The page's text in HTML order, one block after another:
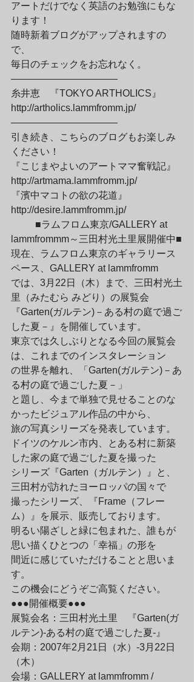
アートだけでなく英語のお勉強にもな
ります！
随時新着ブログがアップされますの
で、
毎日のチェックをお忘れなく。
———————————
糸井恵　『TOKYO ARTHOLICS』
http://artholics.lammfromm.jp/
———————————
引き続き、こちらのブログもお楽しみ
ください！
『こじまやよいのアートママ奮戦記』
http://artmama.lammfromm.jp/
『濱中マコトの欲の花道』
http://desire.lammfromm.jp/
lammfrommm～三田村光土里展開催中■
現在、ラムフロム東京のギャラリース
ペース、GALLERY at lammfromm
では、3月22日（木）まで、三田村光土
里（みたむら みどり）の展覧会
『Garten(ガルテン)－ある村の庭で過ご
した夏－』を開催しています。
東京では久しぶりとなる今回の展覧会
は、これまでのインスタレーション
の世界を離れ、「Garten(ガルテン)－あ
る村の庭で過ごした夏－」
と題し、今まで単独で見せることのな
かったビジュアル作品の中から、
旅の写真シリーズを発表しています。
ドイツのケルン市内、とある村に新築
した家の庭で過ごした夏を撮った
シリーズ『Garten（ガルテン）』と、
三田村が訪れたヨーロッパの国々で
撮ったシリーズ、『Frame（フレー
ム）』を展示、販売しております。
明るい陽ざしと緑に包まれた、誰もが
思い描くひとつの「幸福」の形を
間近に感じていただけることと思いま
す。
この機会にどうぞご高覧ください。
●●●開催概要●●●
展覧会名：三田村光土里　『Garten(ガ
ルテン)-ある村の庭で過ごした夏-』
会期：2007年2月21日（水）-3月22日
（木）
会場：GALLERY at lammfromm /